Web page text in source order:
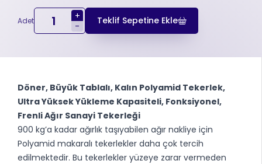
Adet
+
-
Teklif Sepetine Ekle
Döner, Büyük Tablalı, Kalın Polyamid Tekerlek,
Ultra Yüksek Yükleme Kapasiteli, Fonksiyonel,
Frenli Ağır Sanayi Tekerleği
900 kg’a kadar ağırlık taşıyabilen ağır nakliye için
Polyamid makaralı tekerlekler daha çok tercih
edilmektedir. Bu tekerlekler yüzeye zarar vermeden